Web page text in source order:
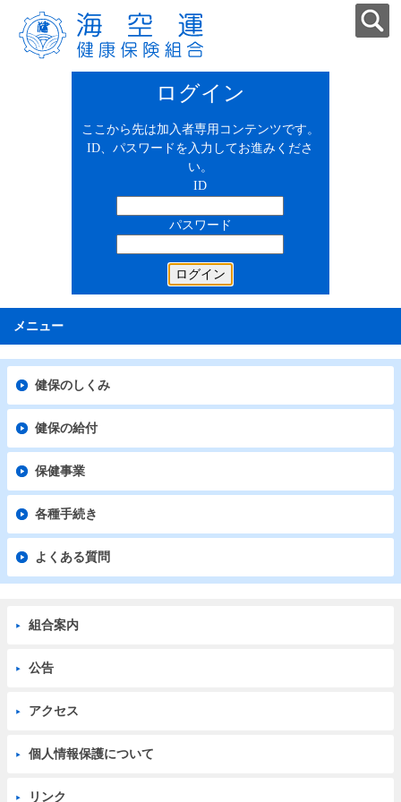
ログイン
ここから先は加入者専用コンテンツです。
ID、パスワードを入力してお進みくださ
い。
ID
パスワード
メニュー
健保のしくみ
健保の給付
保健事業
各種手続き
よくある質問
組合案内
公告
アクセス
個人情報保護について
リンク